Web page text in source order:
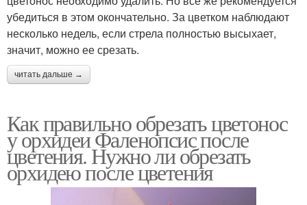
убедиться в этом окончательно. За цветком наблюдают
несколько недель, если стрела полностью высыхает,
значит, можно ее срезать.
читать дальше →
Как правильно обрезать цветонос
у орхидеи Фаленопсис после
цветения. Нужно ли обрезать
орхидею после цветения